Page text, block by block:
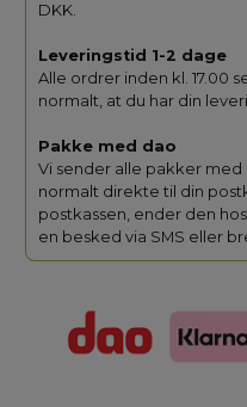
DKK.
Leveringstid 1-2 dage
Alle ordrer inden kl. 17.00
normalt, at du har din
Pakke med dao
Vi sender alle pakker
normalt direkte til din
postkassen, ender den
en besked via SMS eller